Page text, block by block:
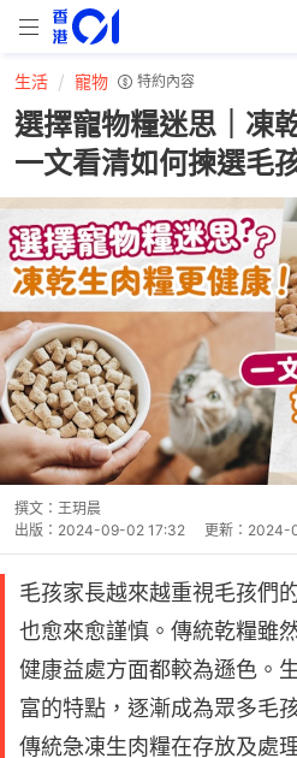
生活 寵物 特約內容
選擇寵物糧迷思｜凍
一文看清如何揀選毛
撰文： 王玥晨
出版： 2024-09-02 17:32 更新： 2024-
毛孩家長越來越重視毛孩們
也愈來愈謹慎。傳統乾糧雖
健康益處方面都較為遜色。
富的特點，逐漸成為眾多毛
傳統急凍生肉糧在存放及處